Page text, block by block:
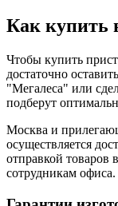
Как купить
Чтобы купить
достаточно
"Мегалеса" или
подберут
Москва и
осуществляется
отправкой товаров
сотрудникам офиса.